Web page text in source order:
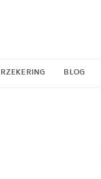
BLOG